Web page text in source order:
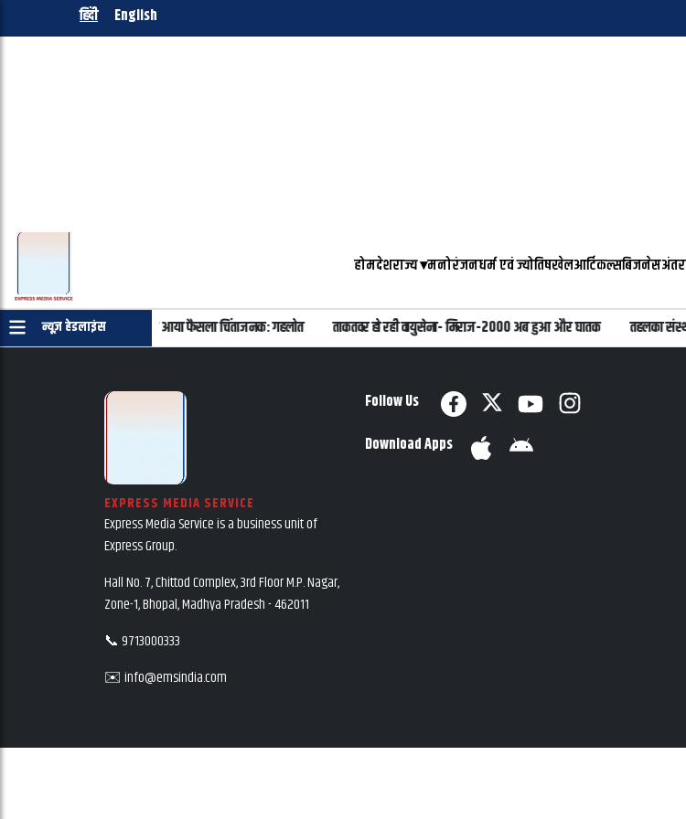
हिंदी English
होमदेशराज्य▾मनोरंजनधर्म एवं ज्योतिषखेलआर्टिकल्सबिजनेस
न्यूज़ हेडलाइंस
सभी 40 आरोपी बरी, 11 साल बाद आया फैसला चिंताजनक: गहलोत ताकतवर हो रही वायुसेना- मिराज-2000 अब हुआ और घातक तहलका
EXPRESS MEDIA SERVICE
Express Media Service is a business unit of
Express Group.
Hall No. 7, Chittod Complex, 3rd Floor M.P. Nagar,
Zone-1, Bhopal, Madhya Pradesh - 462011
📞 9713000333
✉️ info@emsindia.com
Follow Us
Download Apps